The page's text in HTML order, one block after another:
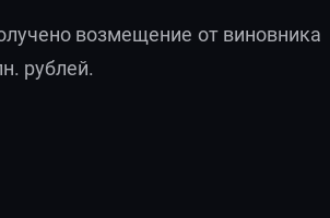
возмещение от виновника
рублей.